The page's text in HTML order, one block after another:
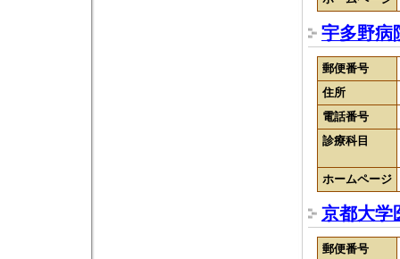
宇多野病
郵便番号
住所
電話番号
診療科目
ホームページ
京都大学
郵便番号